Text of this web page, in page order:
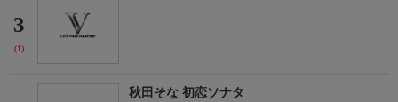
3
(1)
秋田そな 初恋ソナタ